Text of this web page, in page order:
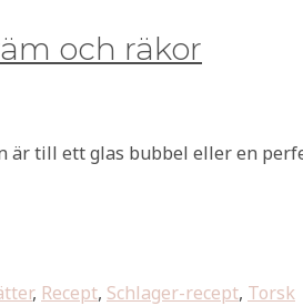
och räkor
är till ett glas bubbel eller en
, Recept, Schlager-recept, Torsk